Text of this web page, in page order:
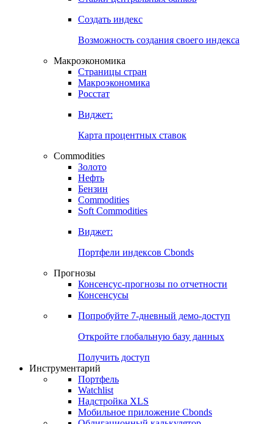
Создать индекс
Возможность создания своего индекса
Макроэкономика
Страницы стран
Макроэкономика
Росстат
Виджет:
Карта процентных ставок
Commodities
Золото
Нефть
Бензин
Commodities
Soft Commodities
Виджет:
Портфели индексов Cbonds
Прогнозы
Консенсус-прогнозы по отчетности
Консенсусы
Попробуйте 7-дневный демо-доступ
Откройте глобальную базу данных
Получить доступ
Инструментарий
Портфель
Watchlist
Надстройка XLS
Мобильное приложение Cbonds